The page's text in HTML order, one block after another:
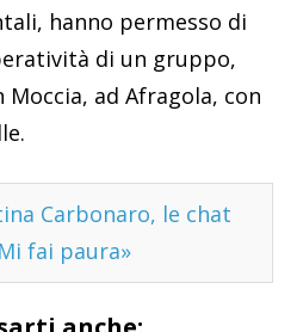
hanno permesso di
di un gruppo,
ad Afragola, con
Carbonaro, le chat
fai paura»